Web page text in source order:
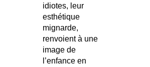
idiotes, leur
esthétique
mignarde,
renvoient à une
image de
l’enfance en